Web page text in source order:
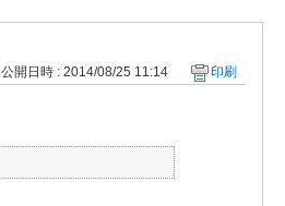
公開日時 : 2014/08/25 11:14 印刷